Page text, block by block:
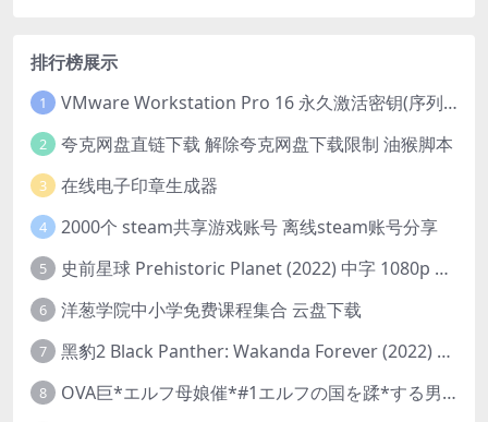
排行榜展示
1 VMware Workstation Pro 16 永久激活密钥(序列号)
2 夸克网盘直链下载 解除夸克网盘下载限制 油猴脚本
3 在线电子印章生成器
4 2000个 steam共享游戏账号 离线steam账号分享
5 史前星球 Prehistoric Planet (2022) 中字 1080p 高清 阿里云盘 2022.5.27已更新全集
6 洋葱学院中小学免费课程集合 云盘下载
7 黑豹2 Black Panther: Wakanda Forever (2022) 高清版
8 OVA巨*エルフ母娘催*#1エルフの国を蹂*する男。汚された女王と姫